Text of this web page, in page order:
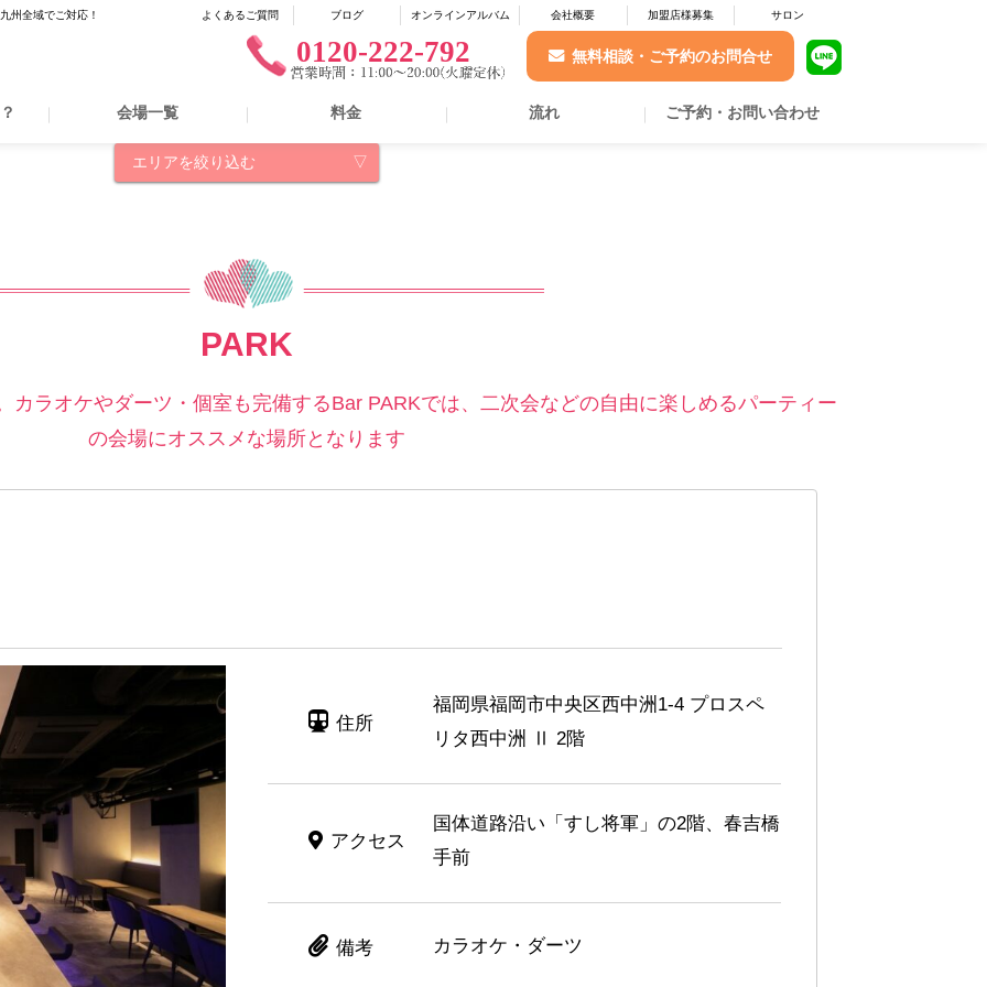
州全域でご対応！ よくあるご質問 ブログ オンラインアルバム 会社概要 加盟店様募集 サロン
0120-222-792 無料相談・ご予約のお問合せ
会場一覧 料金 流れ ご予約・お問い合わせ
エリアを絞り込む
PARK
カラオケやダーツ・個室も完備するBar PARKでは、二次会などの自由に楽しめるパーティー
の会場にオススメな場所となります
住所
福岡県福岡市中央区西中洲1-4 プロスペ
リタ西中洲 Ⅱ 2階
アクセス
国体道路沿い「すし将軍」の2階、春吉橋
手前
備考 カラオケ・ダーツ